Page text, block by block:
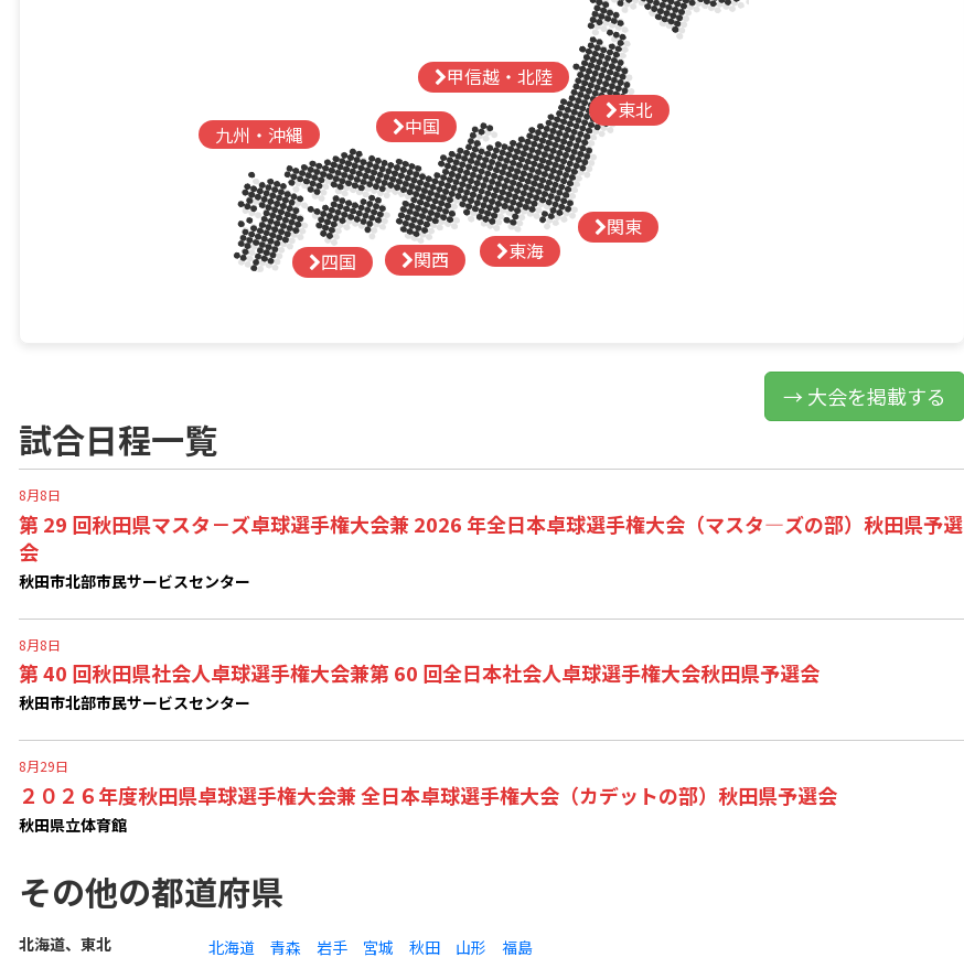
東北
関東
甲信越・北陸
東海
中国
関西
四国
九州・沖縄
→ 大会を掲載する
試合日程一覧
8月8日
第 29 回秋田県マスタ－ズ卓球選手権大会兼 2026 年全日本卓球選手権大会（マスタ―ズの部）秋田県予選
会
秋田市北部市民サービスセンター
8月8日
第 40 回秋田県社会人卓球選手権大会兼第 60 回全日本社会人卓球選手権大会秋田県予選会
秋田市北部市民サービスセンター
8月29日
２０２６年度秋田県卓球選手権大会兼 全日本卓球選手権大会（カデットの部）秋田県予選会
秋田県立体育館
その他の都道府県
北海道、東北 北海道 青森 岩手 宮城 秋田 山形 福島